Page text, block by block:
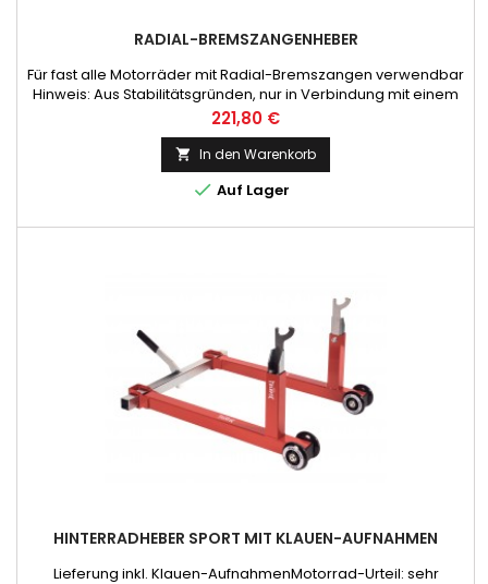
RADIAL-BREMSZANGENHEBER
Für fast alle Motorräder mit Radial-Bremszangen verwendbar
Hinweis: Aus Stabilitätsgründen, nur in Verbindung mit einem
Hinterradheber oder Hauptständer verwenden!
Preis
221,80 €
 In den Warenkorb
 Auf Lager
HINTERRADHEBER SPORT MIT KLAUEN-AUFNAHMEN
Lieferung inkl. Klauen-AufnahmenMotorrad-Urteil: sehr